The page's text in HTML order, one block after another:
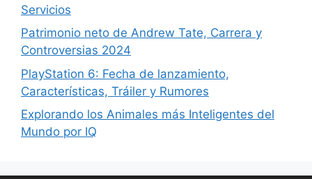
Servicios
Patrimonio neto de Andrew Tate, Carrera y
Controversias 2024
PlayStation 6: Fecha de lanzamiento,
Características, Tráiler y Rumores
Explorando los Animales más Inteligentes del
Mundo por IQ